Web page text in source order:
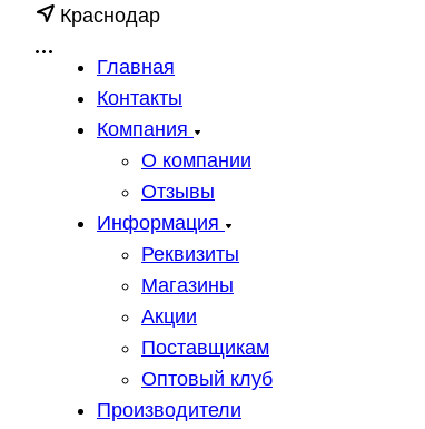
Краснодар
Главная
Контакты
Компания
О компании
Отзывы
Информация
Реквизиты
Магазины
Акции
Поставщикам
Оптовый клуб
Производители